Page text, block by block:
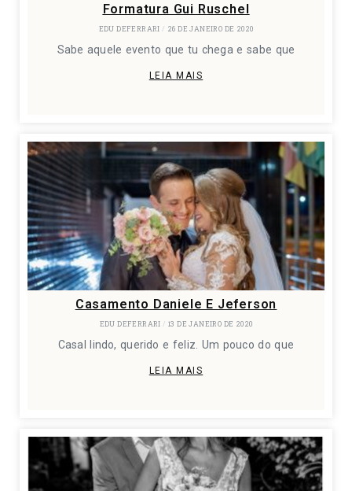
Formatura Gui Ruschel
EDU DEFERRARI 26 DE JANEIRO DE 2020
Sabe aquele evento que tu chega e sabe que
LEIA MAIS
Casamento Daniele E Jeferson
EDU DEFERRARI 13 DE JANEIRO DE 2020
Casal lindo, querido e feliz. Um pouco do que
LEIA MAIS